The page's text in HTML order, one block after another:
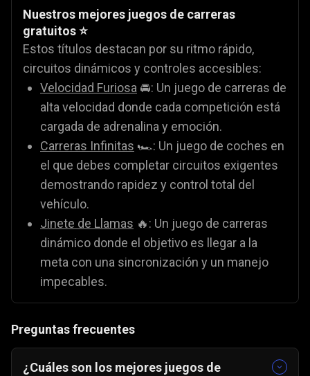
Nuestros mejores juegos de carreras
gratuitos ⭐
Estos títulos destacan por su ritmo rápido,
circuitos dinámicos y controles accesibles:
Velocidad Furiosa 🚘: Un juego de carreras de
alta velocidad donde cada competición está
cargada de adrenalina y emoción.
Carreras Infinitas 🏎️: Un juego de coches en
el que debes completar circuitos exigentes
demostrando rapidez y control total del
vehículo.
Jinete de Llamas 🔥: Un juego de carreras
dinámico donde el objetivo es llegar a la
meta con una sincronización y un manejo
impecables.
Preguntas frecuentes
¿Cuáles son los mejores juegos de